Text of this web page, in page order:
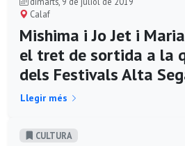
Calaf
Mishima i Jo Jet i
el tret de sortida a la
dels Festivals Alta
Llegir més
CULTURA